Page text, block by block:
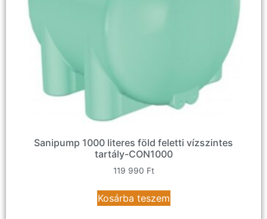
Sanipump 1000 literes föld feletti vízszintes
tartály-CON1000
119 990 Ft
Kosárba teszem